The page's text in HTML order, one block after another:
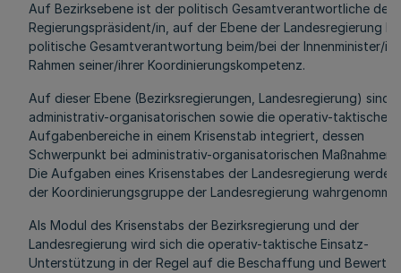
Auf Bezirksebene ist der politisch Gesamtverantwortliche der/
Regierungspräsident/in, auf der Ebene der Landesregierung
politische Gesamtverantwortung beim/bei der Innenminister/in
Rahmen seiner/ihrer Koordinierungskompetenz.
Auf dieser Ebene (Bezirksregierungen, Landesregierung) sind
administrativ-organisatorischen sowie die operativ-taktischen
Aufgabenbereiche in einem Krisenstab integriert, dessen
Schwerpunkt bei administrativ-organisatorischen Maßnahmen
Die Aufgaben eines Krisenstabes der Landesregierung
der Koordinierungsgruppe der Landesregierung
Als Modul des Krisenstabs der Bezirksregierung und der
Landesregierung wird sich die operativ-taktische Einsatz-
Unterstützung in der Regel auf die Beschaffung und